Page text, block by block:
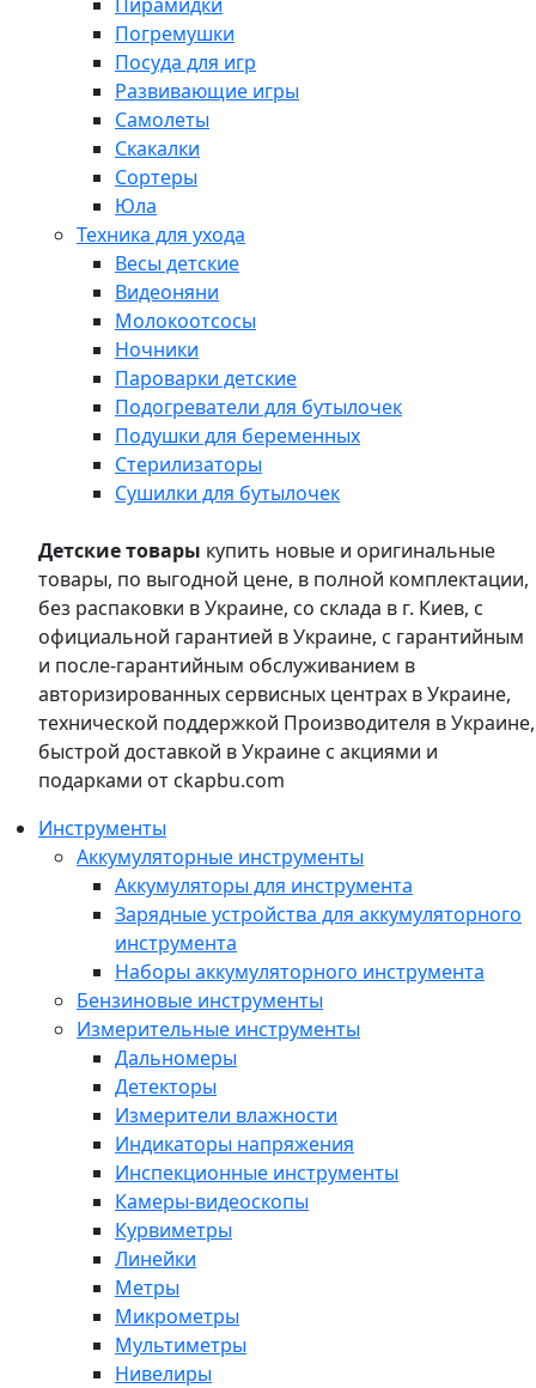
Погремушки
Посуда для игр
Развивающие игры
Самолеты
Скакалки
Сортеры
Юла
Техника для ухода
Весы детские
Видеоняни
Молокоотсосы
Ночники
Пароварки детские
Подогреватели для бутылочек
Подушки для беременных
Стерилизаторы
Сушилки для бутылочек
Детские товары купить новые и оригинальные
товары, по выгодной цене, в полной комплектации,
без распаковки в Украине, со склада в г. Киев, с
официальной гарантией в Украине, с гарантийным
и после-гарантийным обслуживанием в
авторизированных сервисных центрах в Украине,
технической поддержкой Производителя в Украине,
быстрой доставкой в Украине с акциями и
подарками от ckapbu.com
Инструменты
Аккумуляторные инструменты
Аккумуляторы для инструмента
Зарядные устройства для аккумуляторного
инструмента
Наборы аккумуляторного инструмента
Бензиновые инструменты
Измерительные инструменты
Дальномеры
Детекторы
Измерители влажности
Индикаторы напряжения
Инспекционные инструменты
Камеры-видеоскопы
Курвиметры
Линейки
Метры
Микрометры
Мультиметры
Нивелиры